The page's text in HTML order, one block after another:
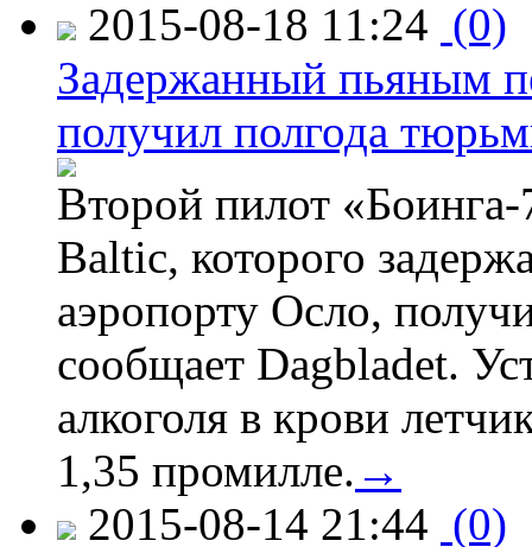
2015-08-18 11:24 (0)
Задержанный пьяным
получил полгода
Второй пилот
Baltic, которого
аэропорту Осло,
сообщает Dagbladet.
алкоголя в крови
1,35 промилле. →
2015-08-14 21:44 (0)